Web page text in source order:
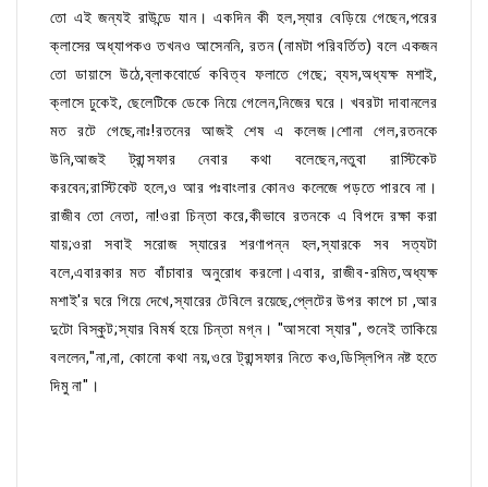
তো এই জন্যই রাউন্ডে যান। একদিন কী হল,স্যার বেড়িয়ে গেছেন,পরের
ক্লাসের অধ্যাপকও তখনও আসেননি, রতন (নামটা পরিবর্তিত) বলে একজন
তো ডায়াসে উঠে,ব্লাকবোর্ডে কবিত্ব ফলাতে গেছে; ব্যস,অধ্যক্ষ মশাই,
ক্লাসে ঢুকেই, ছেলেটিকে ডেকে নিয়ে গেলেন,নিজের ঘরে। খবরটা দাবানলের
মত রটে গেছে,নাঃ!রতনের আজই শেষ এ কলেজ।শোনা গেল,রতনকে
উনি,আজই ট্রান্সফার নেবার কথা বলেছেন,নতুবা রাস্টিকেট
করবেন;রাস্টিকেট হলে,ও আর পঃবাংলার কোনও কলেজে পড়তে পারবে না।
রাজীব তো নেতা, না!ওরা চিন্তা করে,কীভাবে রতনকে এ বিপদে রক্ষা করা
যায়;ওরা সবাই সরোজ স্যারের শরণাপন্ন হল,স্যারকে সব সত্যটা
বলে,এবারকার মত বাঁচাবার অনুরোধ করলো।এবার, রাজীব-রমিত,অধ্যক্ষ
মশাই'র ঘরে গিয়ে দেখে,স্যারের টেবিলে রয়েছে,প্লেটের উপর কাপে চা ,আর
দুটো বিস্কুট;স্যার বিমর্ষ হয়ে চিন্তা মগ্ন। "আসবো স্যার", শুনেই তাকিয়ে
বললেন,"না,না, কোনো কথা নয়,ওরে ট্রান্সফার নিতে কও,ডিস্লিপিন নষ্ট হতে
দিমু না"।